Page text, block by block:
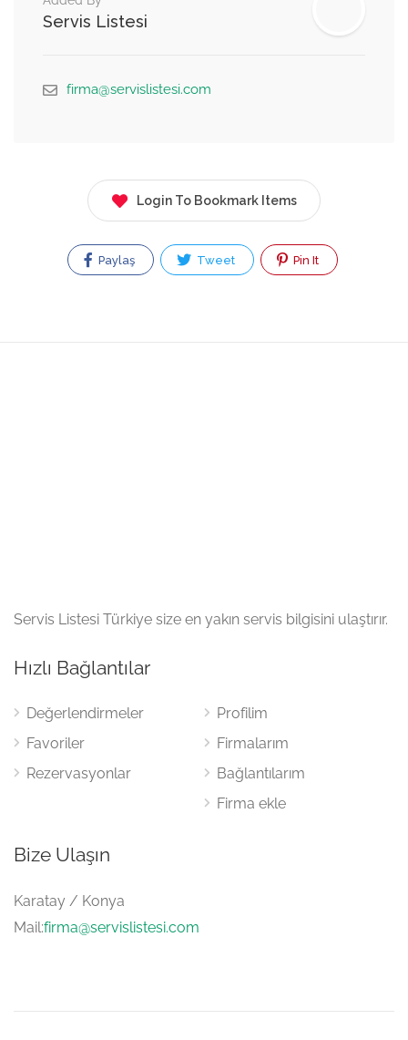
Servis Listesi
firma@servislistesi.com
Login To Bookmark Items
Paylaş Tweet Pin It
Servis Listesi Türkiye size en yakın servis bilgisini ulaştırır.
Hızlı Bağlantılar
Değerlendirmeler
Favoriler
Rezervasyonlar
Profilim
Firmalarım
Bağlantılarım
Firma ekle
Bize Ulaşın
Karatay / Konya
Mail:firma@servislistesi.com